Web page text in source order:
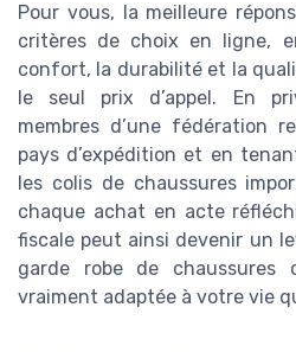
Pour vous, la meilleure
critères de choix en ligne,
confort, la durabilité et la
le seul prix d’appel. En
membres d’une fédération
pays d’expédition et en
les colis de chaussures
chaque achat en acte
fiscale peut ainsi devenir un
garde robe de chaussures
vraiment adaptée à votre vie